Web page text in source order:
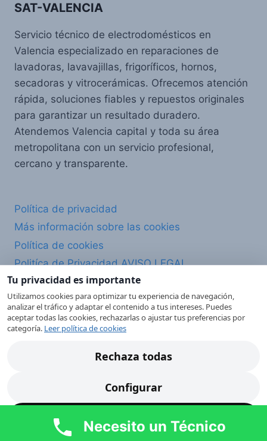
SAT-VALENCIA
Servicio técnico de electrodomésticos en
Valencia especializado en reparaciones de
lavadoras, lavavajillas, frigoríficos, hornos,
secadoras y vitrocerámicas. Ofrecemos atención
rápida, soluciones fiables y repuestos originales
para garantizar un resultado duradero.
Atendemos Valencia capital y toda su área
metropolitana con un servicio profesional,
cercano y transparente.
Política de privacidad
Más información sobre las cookies
Política de cookies
Politíca de Privacidad AVISO LEGAL
Mapa del Sitio WEB
Electrodomésticos. Todos los derechos
SAT Valencia es un servicio técnico
independiente. No somos Servicio Técnico
Oficial de ninguna marca. Todas las marcas
Tu privacidad es importante
Utilizamos cookies para optimizar tu experiencia de navegación,
analizar el tráfico y adaptar el contenido a tus intereses. Puedes
aceptar todas las cookies, rechazarlas o ajustar tus preferencias por
categoría. Leer política de cookies
Rechaza todas
Configurar
Acepta todas
Necesito un Técnico